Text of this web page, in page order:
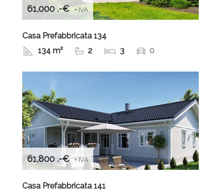
61,000 .-€ + IVA
Casa Prefabbricata 134
134 m²
2 3 0
61,800 .-€ + IVA
Casa Prefabbricata 141